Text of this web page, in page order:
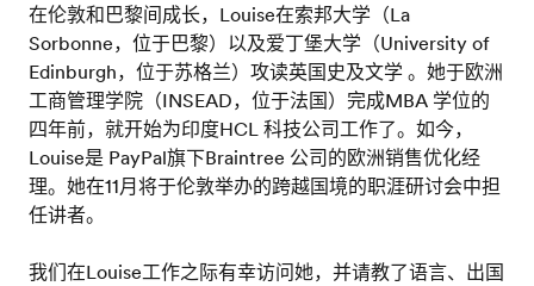
在伦敦和巴黎间成长，Louise在索邦大学（La
Sorbonne，位于巴黎）以及爱丁堡大学（University of
Edinburgh，位于苏格兰）攻读英国史及文学 。她于欧洲
工商管理学院（INSEAD，位于法国）完成MBA 学位的
四年前，就开始为印度HCL 科技公司工作了。如今，
Louise是 PayPal旗下Braintree 公司的欧洲销售优化经
理。她在11月将于伦敦举办的跨越国境的职涯研讨会中担
任讲者。
我们在Louise工作之际有幸访问她，并请教了语言、出国